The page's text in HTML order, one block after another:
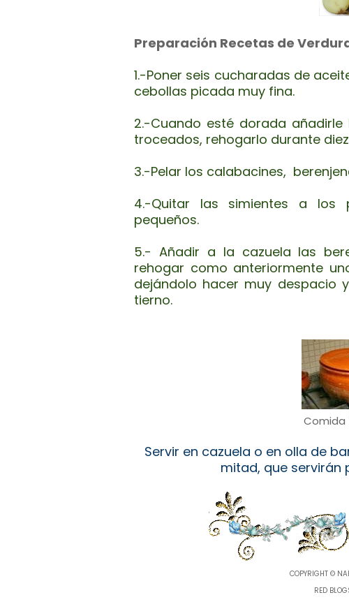
Preparación Recetas de
1.-Poner seis cucharadas de
cebollas picada muy fina.
2.-Cuando esté dorada
troceados, rehogarlo durante
3.-Pelar los calabacines,
4.-Quitar las simientes a
pequeños.
5.- Añadir a la cazuela las
rehogar como anteriormente
dejándolo hacer muy despacio
tierno.
Comida
Servir en cazuela o en olla de
mitad, que servirán
COPYRIGHT ©
RED